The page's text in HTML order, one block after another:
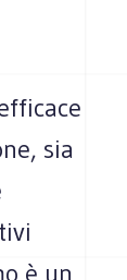
sia
è un